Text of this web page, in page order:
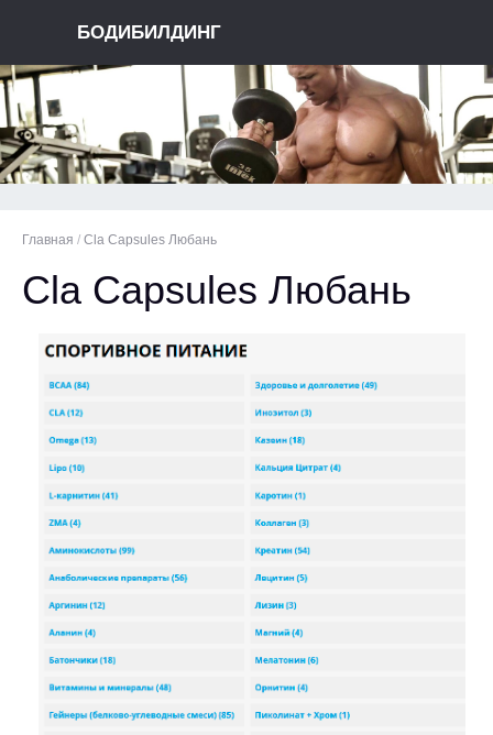
БОДИБИЛДИНГ
Главная / Cla Capsules Любань
Cla Capsules Любань